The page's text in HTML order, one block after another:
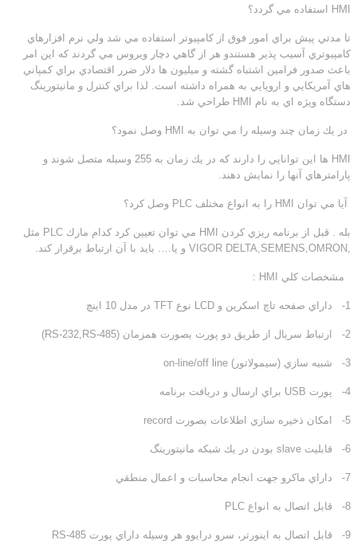
HMI استفاده مي گردد؟
تا مدتي پيش براي امور فوق از كامپيوتر استفاده مي شد ولي نرم افزارهاي
كامپيوتري آسيب پذير هستندو هر از گاهي دچار ويروس مي گردند كه اين امر
باعث صدور فرامين اشتباه گشته و ميليون ها دلار ضرر اقتصادي براي كمپاني
هاي آمريكايي و اروپايي به همراه داشته است. لذا براي كنترل و مانيتورينگ
دستگاه ويژه اي به نام HMI طراحي شد.
در يك زمان چند وسيله را مي توان به HMI وصل نمود؟
HMI ها اين توانايي را دارند كه در يك زمان به 255 وسيله متصل شوند و
پارامترهاي آنها را نمايش دهند.
آيا مي توان HMI را به انواع مختلف PLC وصل كرد؟
بله . قبل از برنامه ريزي كردن HMI مي توان تعيين كرد كدام مارك PLC مثل
مشخصات كلي HMI :
1- داراي صفحه تاچ اسكرين و LCD نوع TFT در مدل 10 اينچ
2- ارتباط سريال از طريق دو پورت بصورت همزمان (RS-232,RS-485)
3- شبيه سازي (سيمولاتور) on-line/off line
4- پورت USB براي ارسال و دريافت برنامه
5- امكان ذخيره سازي اطلاعات بصورت record
6- قابليت slave بودن در يك شبكه مانيتورينگ
7- داراي ماكرو جهت انجام محاسبات و اعمال منطقي
8- قابل اتصال به انواع PLC
9- قابل اتصال به اينورتر، سرو درايوو هر وسيله داراي پورت RS-485